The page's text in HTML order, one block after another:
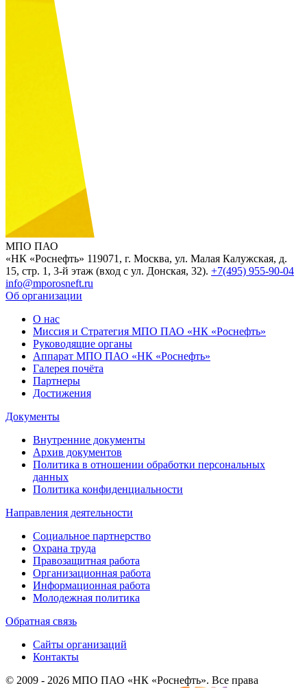
МПО ПАО
«НК «Роснефть» 119071, г. Москва, ул. Малая Калужская, д.
15, стр. 1, 3-й этаж (вход с ул. Донская, 32). +7(495) 955-90-04
info@mporosneft.ru
Об организации
О нас
Миссия и Стратегия МПО ПАО «НК «Роснефть»
Руководящие органы
Аппарат МПО ПАО «НК «Роснефть»
Галерея почёта
Партнеры
Достижения
Документы
Внутренние документы
Архив документов
Политика в отношении обработки персональных
данных
Политика конфиденциальности
Направления деятельности
Социальное партнерство
Охрана труда
Правозащитная работа
Организационная работа
Информационная работа
Молодежная политика
Обратная связь
Сайты организаций
Контакты
© 2009 - 2026 МПО ПАО «НК «Роснефть». Все права